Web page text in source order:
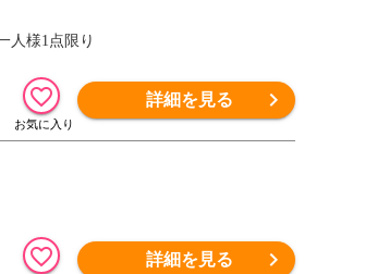
人様1点限り
詳細を見る
詳細を見る